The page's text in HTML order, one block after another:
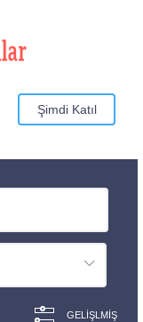
Şimdi Katıl
GELIŞLMIŞ